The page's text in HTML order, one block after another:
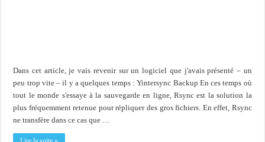
Dans cet article, je vais revenir sur un logiciel que j'avais présenté – un
peu trop vite – il y a quelques temps : Yintersync Backup En ces temps où
tout le monde s'essaye à la sauvegarde en ligne, Rsync est la solution la
plus fréquemment retenue pour répliquer des gros fichiers. En effet, Rsync
ne transfère dans ce cas que …